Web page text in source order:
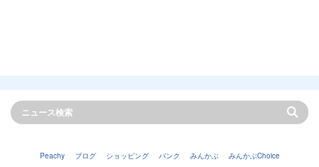
Peachy ブログ ショッピング バンク みんかぶ みんかぶChoice